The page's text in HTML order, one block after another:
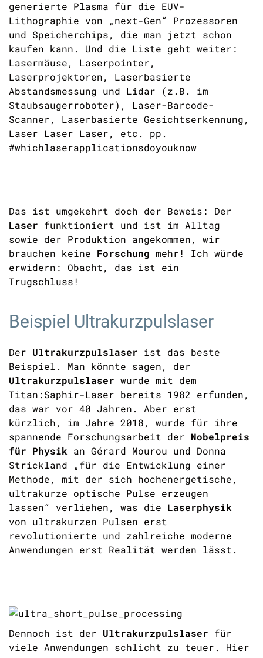
generierte Plasma für die EUV-
Lithographie von „next-Gen“ Prozessoren
und Speicherchips, die man jetzt schon
kaufen kann. Und die Liste geht weiter:
Lasermäuse, Laserpointer,
Laserprojektoren, Laserbasierte
Abstandsmessung und Lidar (z.B. im
Staubsaugerroboter), Laser-Barcode-
Scanner, Laserbasierte Gesichtserkennung,
Laser Laser Laser, etc. pp.
#whichlaserapplicationsdoyouknow
Das ist umgekehrt doch der Beweis: Der
Laser funktioniert und ist im Alltag
sowie der Produktion angekommen, wir
brauchen keine Forschung mehr! Ich würde
erwidern: Obacht, das ist ein
Trugschluss!
Beispiel Ultrakurzpulslaser
Der Ultrakurzpulslaser ist das beste
Beispiel. Man könnte sagen, der
Ultrakurzpulslaser wurde mit dem
Titan:Saphir-Laser bereits 1982 erfunden,
das war vor 40 Jahren. Aber erst
kürzlich, im Jahre 2018, wurde für ihre
spannende Forschungsarbeit der Nobelpreis
für Physik an Gérard Mourou und Donna
Strickland „für die Entwicklung einer
Methode, mit der sich hochenergetische,
ultrakurze optische Pulse erzeugen
lassen“ verliehen, was die Laserphysik
von ultrakurzen Pulsen erst
revolutionierte und zahlreiche moderne
Anwendungen erst Realität werden lässt.
Dennoch ist der Ultrakurzpulslaser für
viele Anwendungen schlicht zu teuer. Hier